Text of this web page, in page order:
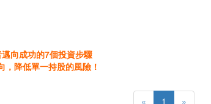
向成功的7個投資步驟
降低單一持股的風險！
« 1 »